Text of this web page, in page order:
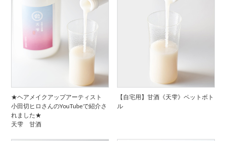
★ヘアメイクアップアーティスト
小田切ヒロさんのYouTubeで紹介さ
れました★
天雫 甘酒
【自宅用】甘酒《天雫》ペットボト
ル